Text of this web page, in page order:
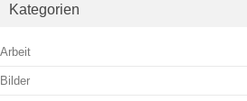
Kategorien
Arbeit
Bilder